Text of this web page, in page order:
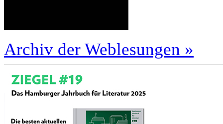
Archiv der Weblesungen »